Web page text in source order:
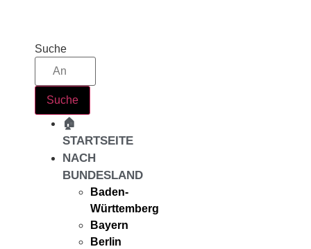
Suche
Suche
🏠
STARTSEITE
NACH
BUNDESLAND
Baden-
Württemberg
Bayern
Berlin